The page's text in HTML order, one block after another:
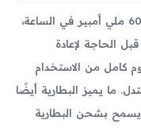
تم تزويد الجهاز ببطارية ضخمة بسعة 6000 ملي أمبير في الساعة،
الحاجة لإعادة
كامل من الاستخدام
ما يميز البطارية أيضًا
بقوة 35 وات، مما يسمح بشحن البطارية